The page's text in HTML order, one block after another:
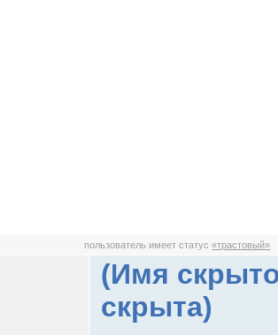
пользователь имеет статус«трастовый»
(Имя
скрыта)